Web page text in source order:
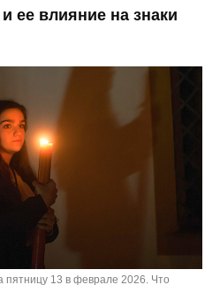
ее влияние на знаки
пятницу 13 в феврале 2026. Что